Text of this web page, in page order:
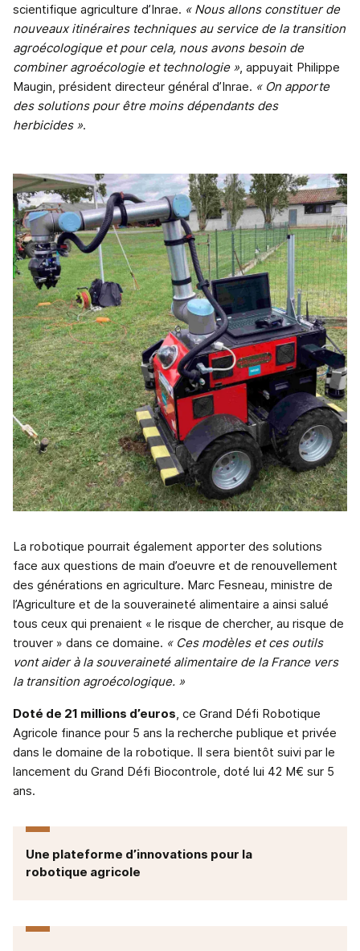
scientifique agriculture d’Inrae. « Nous allons constituer de
nouveaux itinéraires techniques au service de la transition
agroécologique et pour cela, nous avons besoin de
combiner agroécologie et technologie », appuyait Philippe
Maugin, président directeur général d’Inrae. « On apporte
des solutions pour être moins dépendants des
herbicides ».
La robotique pourrait également apporter des solutions
face aux questions de main d’oeuvre et de renouvellement
des générations en agriculture. Marc Fesneau, ministre de
l’Agriculture et de la souveraineté alimentaire a ainsi salué
tous ceux qui prenaient « le risque de chercher, au risque de
trouver » dans ce domaine. « Ces modèles et ces outils
vont aider à la souveraineté alimentaire de la France vers
la transition agroécologique. »
Doté de 21 millions d’euros , ce Grand Défi Robotique
Agricole finance pour 5 ans la recherche publique et privée
dans le domaine de la robotique. Il sera bientôt suivi par le
lancement du Grand Défi Biocontrole, doté lui 42 M€ sur 5
ans.
Une plateforme d’innovations pour la
robotique agricole